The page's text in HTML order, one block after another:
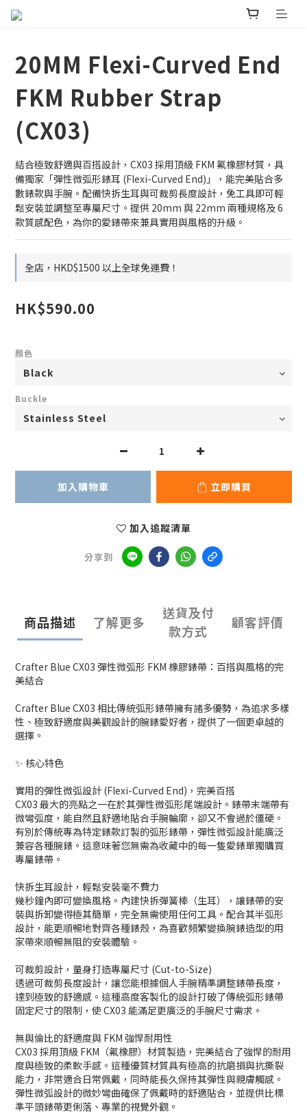
20MM Flexi-Curved End
FKM Rubber Strap
(CX03)
結合極致舒適與百搭設計，CX03 採用頂級 FKM 氟橡膠材質，具
備獨家「彈性微弧形錶耳 (Flexi-Curved End)」，能完美貼合多
數錶款與手腕。配備快拆生耳與可裁剪長度設計，免工具即可輕
鬆安裝並調整至專屬尺寸。提供 20mm 與 22mm 兩種規格及 6
款質感配色，為你的愛錶帶來兼具實用與風格的升級。
全店，HKD$1500 以上全球免運費！
HK$590.00
顏色
Buckle
加入購物車 立即購買
加入追蹤清單
分享到
商品描述 了解更多
送貨及付
款方式
顧客評價
Crafter Blue CX03 彈性微弧形 FKM 橡膠錶帶：百搭與風格的完
美結合
Crafter Blue CX03 相比傳統弧形錶帶擁有諸多優勢，為追求多樣
性、極致舒適度與美觀設計的腕錶愛好者，提供了一個更卓越的
選擇。
✨ 核心特色
實用的彈性微弧設計 (Flexi-Curved End)，完美百搭
CX03 最大的亮點之一在於其彈性微弧形尾端設計。錶帶末端帶有
微彎弧度，能自然且舒適地貼合手腕輪廓，卻又不會過於僵硬。
有別於傳統專為特定錶款訂製的弧形錶帶，彈性微弧設計能廣泛
兼容各種腕錶。這意味著您無需為收藏中的每一隻愛錶單獨購買
專屬錶帶。
快拆生耳設計，輕鬆安裝毫不費力
幾秒鐘內即可變換風格。內建快拆彈簧棒（生耳），讓錶帶的安
裝與拆卸變得極其簡單，完全無需使用任何工具。配合其半弧形
設計，能更順暢地對齊各種錶殼，為喜歡頻繁變換腕錶造型的用
家帶來順暢無阻的安裝體驗。
可裁剪設計，量身打造專屬尺寸 (Cut-to-Size)
透過可裁剪長度設計，讓您能根據個人手腕精準調整錶帶長度，
達到極致的舒適感。這種高度客製化的設計打破了傳統弧形錶帶
固定尺寸的限制，使 CX03 能滿足更廣泛的手腕尺寸需求。
無與倫比的舒適度與 FKM 強悍耐用性
CX03 採用頂級 FKM（氟橡膠）材質製造，完美結合了強悍的耐用
度與極致的柔軟手感。這種優質材質具有極高的抗磨損與抗撕裂
能力，非常適合日常佩戴，同時能長久保持其彈性與親膚觸感。
彈性微弧設計的微妙彎曲確保了佩戴時的舒適貼合，並提供比標
準平頭錶帶更俐落、專業的視覺外觀。